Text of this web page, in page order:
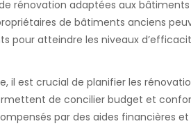
rénovation adaptées aux
de bâtiments anciens
pour atteindre les niveaux
il est crucial de planifier les
de concilier budget et
par des aides financières